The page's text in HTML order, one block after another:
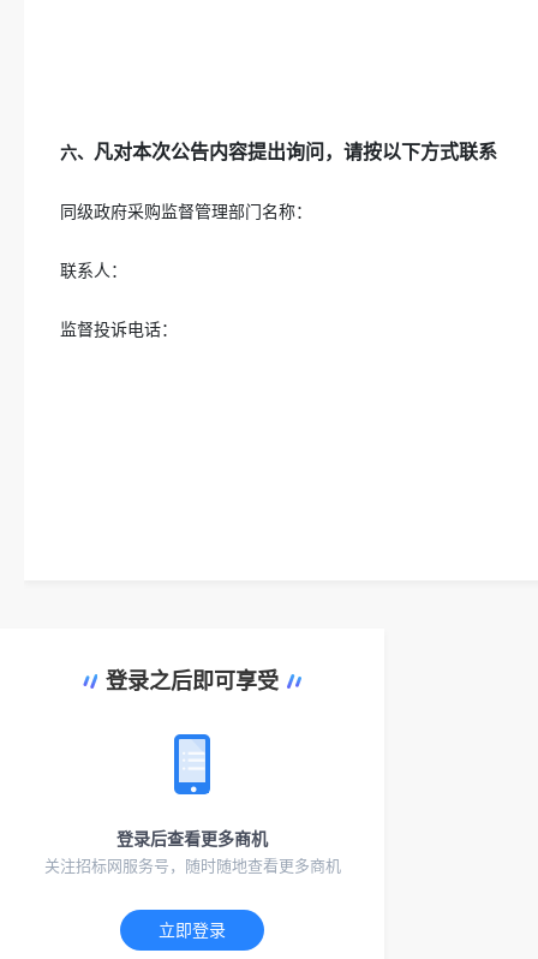
六、 凡对本次公告内容提出询问，请按以下方式联系
同级政府采购监督管理部门名称：
联系人：
监督投诉电话：
登录之后即可享受
登录后查看更多商机
关注招标网服务号，随时随地查看更多商机
立即登录